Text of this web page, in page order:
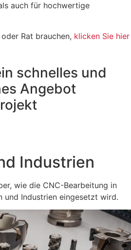
auch für hochwertige
Rat brauchen, klicken Sie hier
schnelles und
Angebot
Industrien
wie die CNC-Bearbeitung in
und Industrien eingesetzt wird.